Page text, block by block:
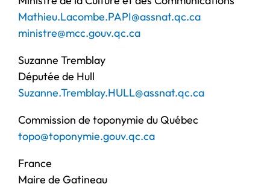
Mathieu.Lacombe.PAPI@assnat.qc.ca
ministre@mcc.gouv.qc.ca
Suzanne Tremblay
Députée de Hull
Suzanne.Tremblay.HULL@assnat.qc.ca
Commission de toponymie du Québec
topo@toponymie.gouv.qc.ca
France
Maire de Gatineau